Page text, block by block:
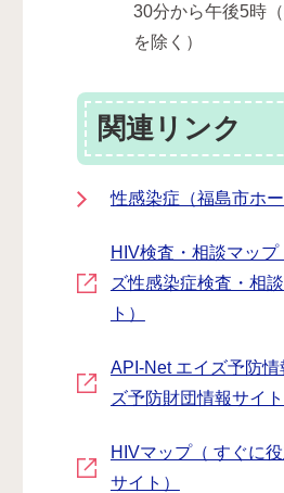
30分から午後5時
を除く）
関連リンク
性感染症（福島市ホー
HIV検査・相談マップ
ズ性感染症検査・相
ト）
API-Net エイズ予防情
ズ予防財団情報サイト
HIVマップ（ すぐに
サイト）